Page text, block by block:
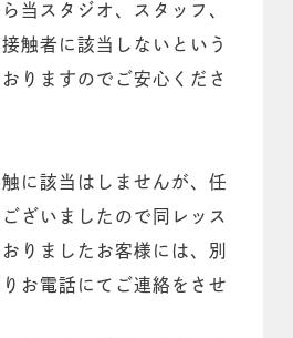
当スタジオ、スタッフ、
触者に該当しないという
りますのでご安心くださ
に該当はしませんが、任
ざいましたので同レッス
りましたお客様には、別
お電話にてご連絡をさせ